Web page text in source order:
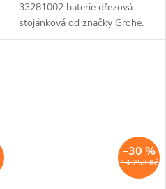
33281002 baterie dřezová
stojánková od značky Grohe.
Série: Eurosmart. Typ baterie:
14 253 Kč
–30 %